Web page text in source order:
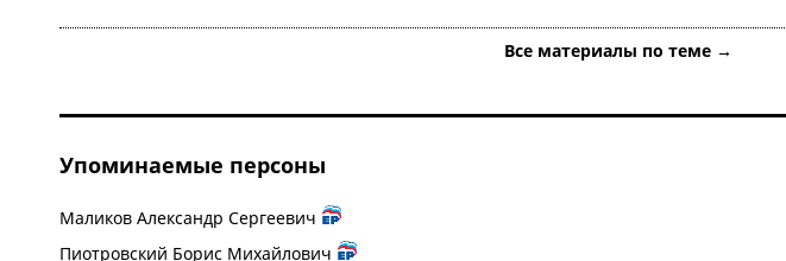
Все материалы по теме →
Упоминаемые персоны
Маликов Александр Сергеевич
Пиотровский Борис Михайлович